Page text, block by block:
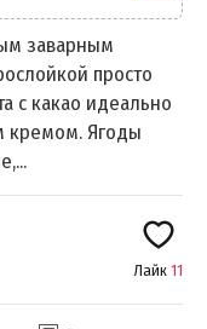
заварным
просто
с какао идеально
кремом. Ягоды
Лайк 11